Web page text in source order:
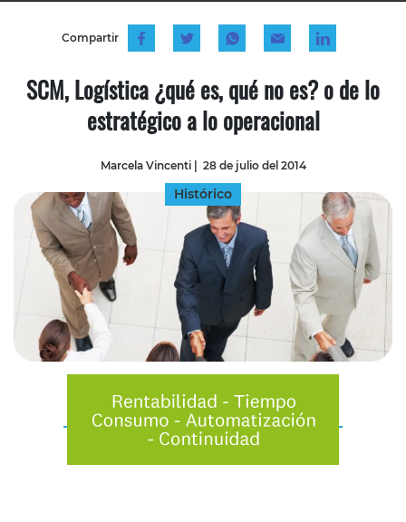
Compartir
SCM, Logística ¿qué es, qué no es? o de lo
estratégico a lo operacional
Marcela Vincenti| 28 de julio del 2014
Histórico